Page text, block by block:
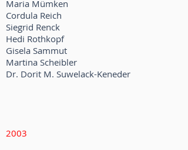
Maria Mümken
Cordula Reich
Siegrid Renck
Hedi Rothkopf
Gisela Sammut
Martina Scheibler
Dr. Dorit M. Suwelack-Keneder
2003